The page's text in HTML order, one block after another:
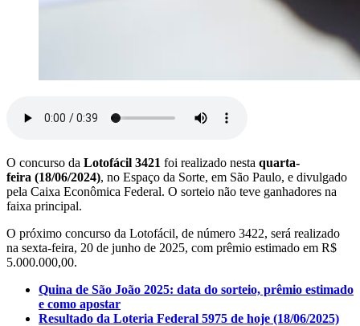
O concurso da Lotofácil 3421 foi realizado nesta quarta-
feira (18/06/2024), no Espaço da Sorte, em São Paulo, e divulgado
pela Caixa Econômica Federal. O sorteio não teve ganhadores na
faixa principal.
O próximo concurso da Lotofácil, de número 3422, será realizado
na sexta-feira, 20 de junho de 2025, com prêmio estimado em R$
5.000.000,00.
Quina de São João 2025: data do sorteio, prêmio estimado
e como apostar
Resultado da Loteria Federal 5975 de hoje (18/06/2025)